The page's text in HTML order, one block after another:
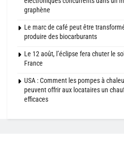
graphène
Le marc de café peut être
produire des biocarburants
Le 12 août, l’éclipse fera chuter le
France
USA : Comment les pompes à
peuvent offrir aux locataires un
efficaces